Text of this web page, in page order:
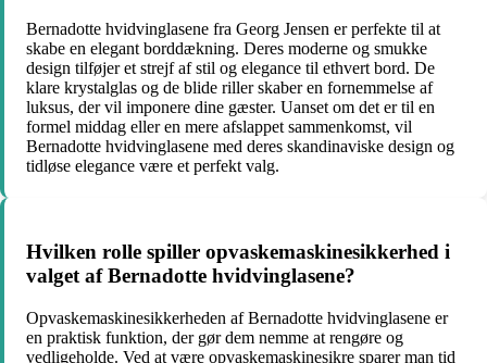
Bernadotte hvidvinglasene fra Georg Jensen er perfekte til at
skabe en elegant borddækning. Deres moderne og smukke
design tilføjer et strejf af stil og elegance til ethvert bord. De
klare krystalglas og de blide riller skaber en fornemmelse af
luksus, der vil imponere dine gæster. Uanset om det er til en
formel middag eller en mere afslappet sammenkomst, vil
Bernadotte hvidvinglasene med deres skandinaviske design og
tidløse elegance være et perfekt valg.
Hvilken rolle spiller opvaskemaskinesikkerhed i
valget af Bernadotte hvidvinglasene?
Opvaskemaskinesikkerheden af ​​Bernadotte hvidvinglasene er
en praktisk funktion, der gør dem nemme at rengøre og
vedligeholde. Ved at være opvaskemaskinesikre sparer man tid